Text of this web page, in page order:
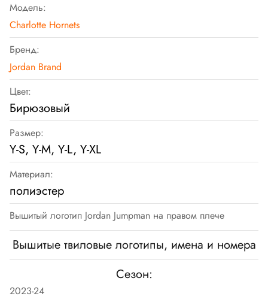
Модель:
Charlotte Hornets
Бренд:
Jordan Brand
Цвет:
Бирюзовый
Размер:
Y-S, Y-M, Y-L, Y-XL
Материал:
полиэстер
Вышитый логотип Jordan Jumpman на правом плече
Вышитые твиловые логотипы, имена и номера
Сезон:
2023-24